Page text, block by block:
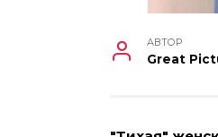
АВТОР
Great